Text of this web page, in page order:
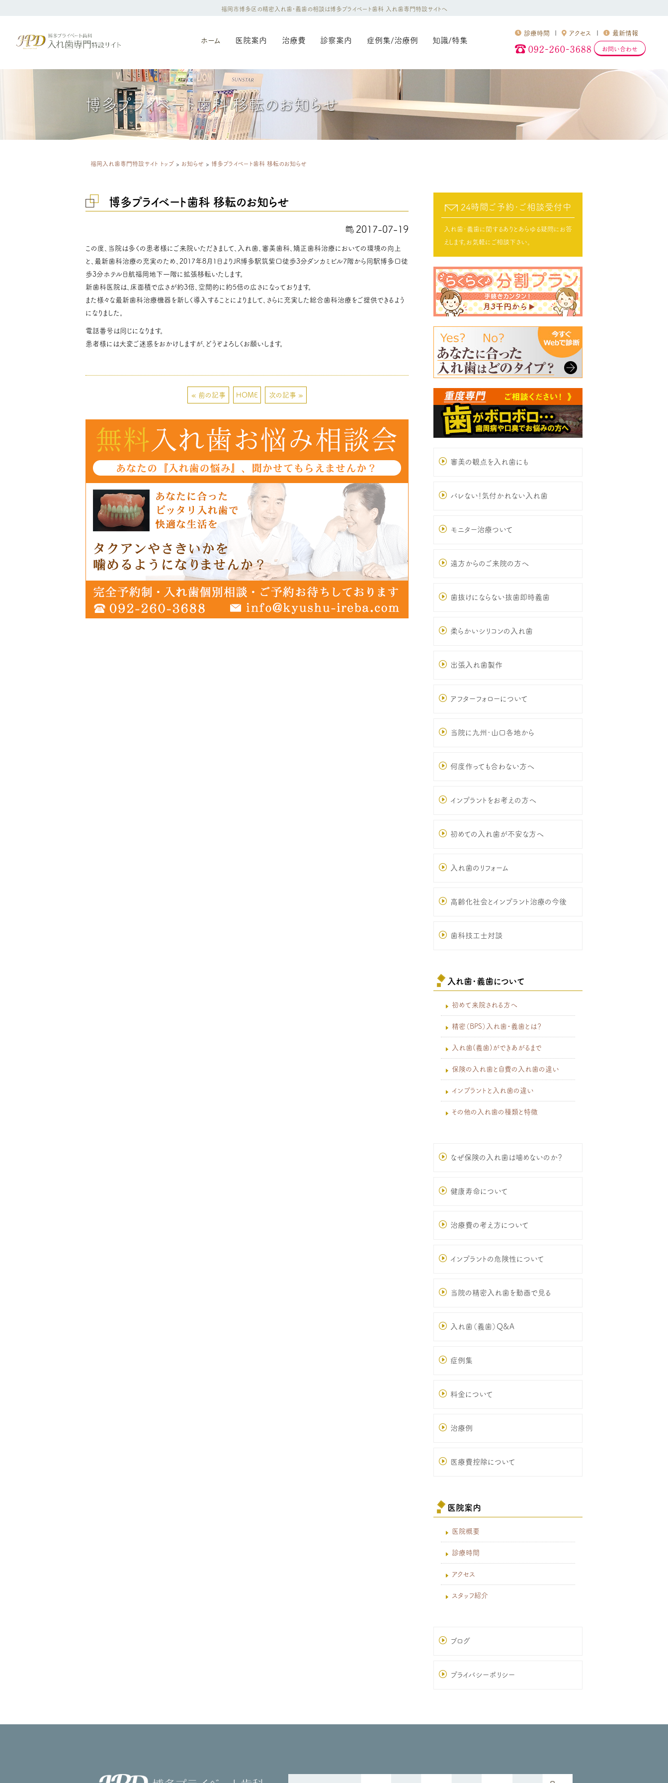
福岡市博多区の精密入れ歯・義歯の相談は博多プライベート歯科 入れ歯専門特設サイトへ
ホーム 医院案内 治療費 診察案内 症例集/治療例 知識/特集
診療時間 アクセス 最新情報
092-260-3688 お問い合わせ
博多プライベート歯科 移転のお知らせ
福岡入れ歯専門特設サイト トップ > お知らせ > 博多プライベート歯科 移転のお知らせ
博多プライベート歯科 移転のお知らせ
2017-07-19
この度、当院は多くの患者様にご来院いただきまして、入れ歯、審美歯科、矯正歯科治療においての環境の向上
と、最新歯科治療の充実のため、2017年8月1日よりJR博多駅筑紫口徒歩3分ダンカミビル7階から同駅博多口徒
歩3分ホテル日航福岡地下一階に拡張移転いたします。
新歯科医院は、床面積で広さが約3倍、空間的に約5倍の広さになっております。
また様々な最新歯科治療機器を新しく導入することによりまして、さらに充実した総合歯科治療をご提供できるよう
になりました。
電話番号は同じになります。
患者様には大変ご迷惑をおかけしますが、どうぞよろしくお願いします。
« 前の記事 HOME 次の記事 »
24時間ご予約･ご相談受付中
入れ歯･義歯に関するありとあらゆる疑問にお答
えします。お気軽にご相談下さい。
審美の観点を入れ歯にも
バレない！気付かれない入れ歯
モニター治療ついて
遠方からのご来院の方へ
歯抜けにならない抜歯即時義歯
柔らかいシリコンの入れ歯
出張入れ歯製作
アフターフォローについて
当院に九州･山口各地から
何度作っても合わない方へ
インプラントをお考えの方へ
初めての入れ歯が不安な方へ
入れ歯のリフォーム
高齢化社会とインプラント治療の今後
歯科技工士対談
入れ歯･義歯について
初めて来院される方へ
精密（BPS）入れ歯・義歯とは？
入れ歯(義歯)ができあがるまで
保険の入れ歯と自費の入れ歯の違い
インプラントと入れ歯の違い
その他の入れ歯の種類と特徴
なぜ保険の入れ歯は噛めないのか？
健康寿命について
治療費の考え方について
インプラントの危険性について
当院の精密入れ歯を動画で見る
入れ歯（義歯）Q&A
症例集
料金について
治療例
医療費控除について
医院案内
医院概要
診療時間
アクセス
スタッフ紹介
ブログ
プライバシーポリシー